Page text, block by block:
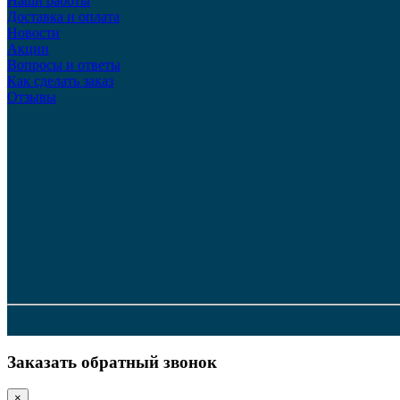
Доставка и оплата
Новости
Акции
Вопросы и ответы
Как сделать заказ
Отзывы
Заказать обратный звонок